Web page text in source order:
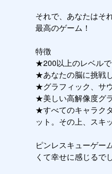
それで、あなたはそ
最高のゲーム！
特徴
★200以上のレベル
★あなたの脳に挑戦
★グラフィック、サ
★美しい高解像度グ
★すべてのキャラク
ット。その上、スキ
ピンレスキューゲー
くて幸せに感じるで